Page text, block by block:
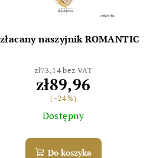
naszyjnik ROMANTIC
zł73,14 bez VAT
zł89,96
(–24 %)
Dostępny
Do koszyka